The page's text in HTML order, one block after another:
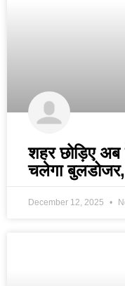
शहर छोड़िए अब
चलेगा बुलडोजर,
December 12, 2025